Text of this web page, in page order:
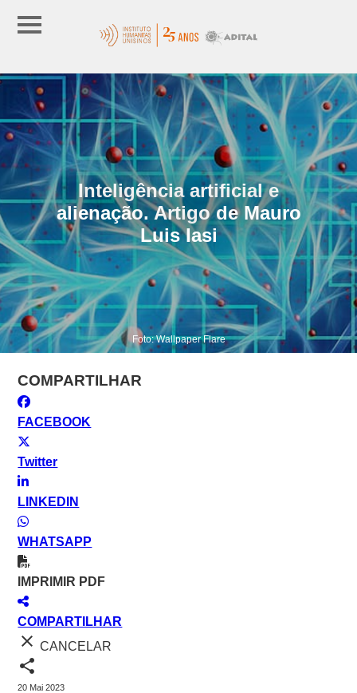
Inteligência artificial e
alienação. Artigo de Mauro
Luis Iasi
Foto: Wallpaper Flare
COMPARTILHAR
FACEBOOK
Twitter
LINKEDIN
WHATSAPP
IMPRIMIR PDF
COMPARTILHAR
close CANCELAR
share
20 Mai 2023